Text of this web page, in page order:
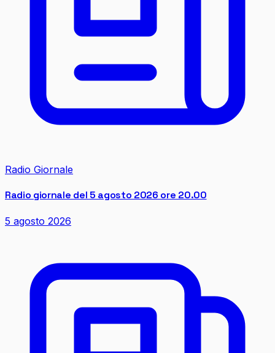
Radio Giornale
Radio giornale del 5 agosto 2026 ore 20.00
5 agosto 2026